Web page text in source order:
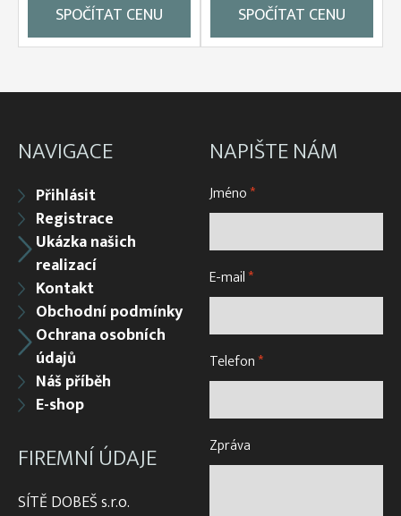
SPOČÍTAT CENU
SPOČÍTAT CENU
NAVIGACE
Přihlásit
Registrace
Ukázka našich
realizací
Kontakt
Obchodní podmínky
Ochrana osobních
údajů
Náš příběh
E-shop
FIREMNÍ ÚDAJE
SÍTĚ DOBEŠ s.r.o.
NAPIŠTE NÁM
Jméno*
E-mail*
Telefon*
Zpráva